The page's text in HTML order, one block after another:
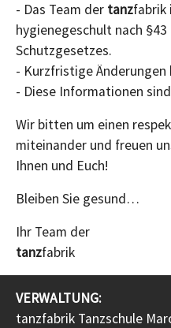
- Das Team der tanz
hygienegeschult nach
Schutzgesetzes.
- Kurzfristige Änderungen
- Diese Informationen
Wir bitten um einen
miteinander und freuen
Ihnen und Euch!
Bleiben Sie gesund…
Ihr Team der
tanzfabrik
VERWALTUNG:
tanzfabrik Tanzschule